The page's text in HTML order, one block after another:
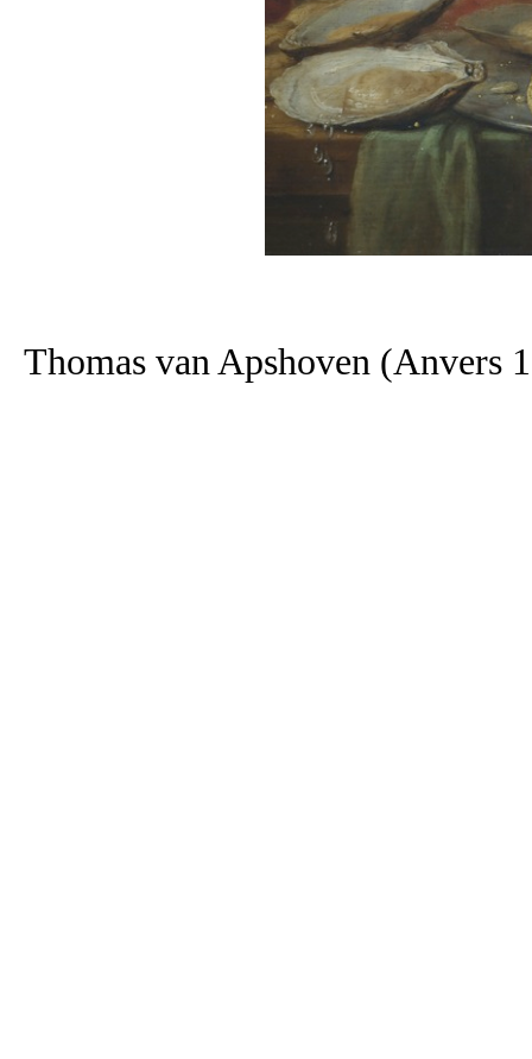
Thomas van Apshoven (Anvers